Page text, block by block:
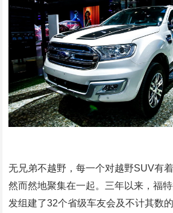
无兄弟不越野，每一个对越野SUV有
然而然地聚集在一起。三年以来，福
发组建了32个省级车友会及不计其数